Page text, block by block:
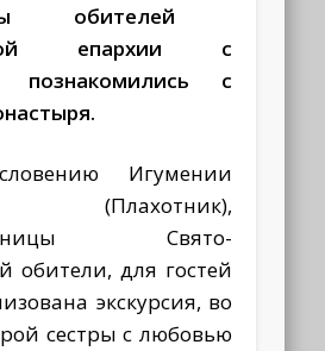
обителей
епархии с
познакомились с
Игумении
(Плахотник),
Свято-
обители, для гостей
экскурсия, во
сестры с любовью